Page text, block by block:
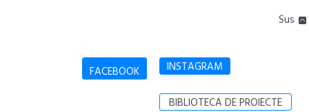
Sus
FACEBOOK INSTAGRAM
BIBLIOTECA DE PROIECTE